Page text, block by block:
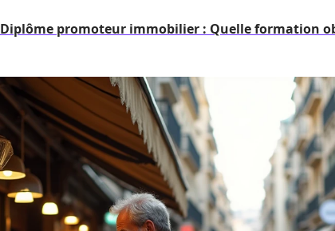
Diplôme promoteur immobilier : Quelle formation